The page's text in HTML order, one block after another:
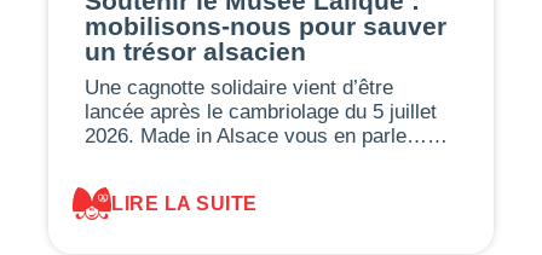
mobilisons-nous pour sauver
un trésor alsacien
Une cagnotte solidaire vient d’être
lancée après le cambriolage du 5 juillet
2026. Made in Alsace vous en parle……
LIRE LA SUITE